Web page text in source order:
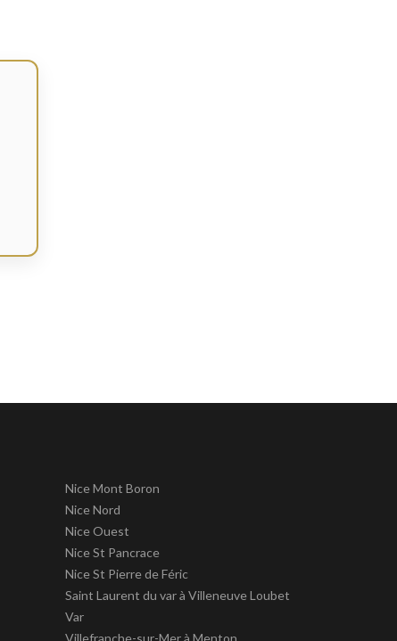
Nice Mont Boron
Nice Nord
Nice Ouest
Nice St Pancrace
Nice St Pierre de Féric
Saint Laurent du var à Villeneuve Loubet
Var